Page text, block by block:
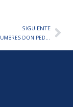
SIGUIENTE
Trabajá en LEGUMBRES DON PEDRO – Inscripciones abiertas